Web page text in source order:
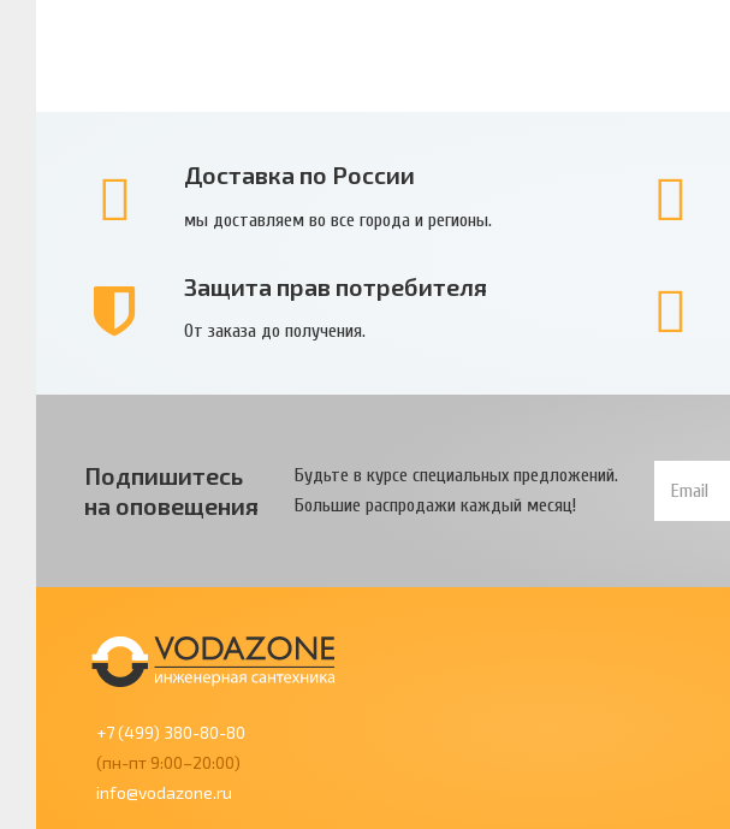
Доставка по России
мы доставляем во все города и регионы.
Защита прав потребителя
От заказа до получения.
Подпишитесь
на оповещения
Будьте в курсе специальных предложений.
Большие распродажи каждый месяц!
+7 (499) 380-80-80
(пн-пт 9:00–20:00)
info@vodazone.ru